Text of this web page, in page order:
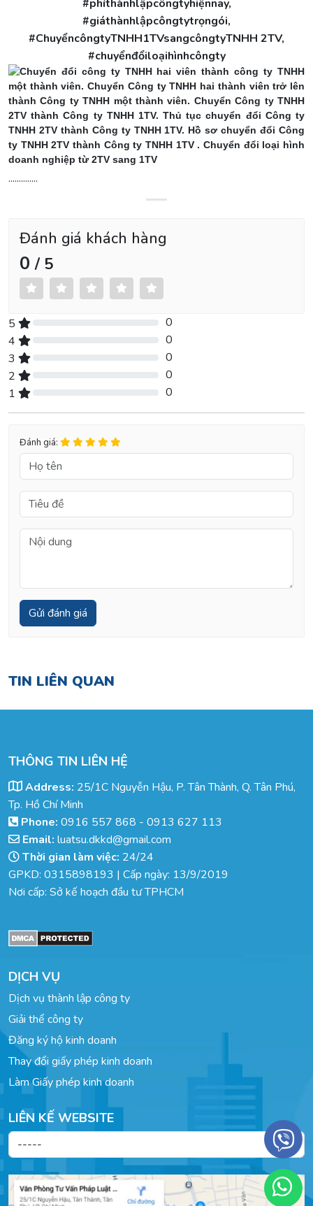
#phíthànhlậpcôngtyhiệnnay,
#giáthànhlậpcôngtytrọngói,
#ChuyểncôngtyTNHH1TVsangcôngtyTNHH 2TV,
#chuyểnđổiloạihìnhcôngty
..............
Đánh giá khách hàng
0 / 5
5
0
4
0
3
0
2
0
1
0
Đánh giá:
TIN LIÊN QUAN
THÔNG TIN LIÊN HỆ
Address: 25/1C Nguyễn Hậu, P. Tân Thành, Q. Tân Phú,
Tp. Hồ Chí Minh
Phone: 0916 557 868 - 0913 627 113
Email: luatsu.dkkd@gmail.com
Thời gian làm việc: 24/24
GPKD: 0315898193 | Cấp ngày: 13/9/2019
Nơi cấp: Sở kế hoạch đầu tư TPHCM
DỊCH VỤ
Dịch vụ thành lập công ty
Giải thể công ty
Đăng ký hộ kinh doanh
Thay đổi giấy phép kinh doanh
Làm Giấy phép kinh doanh
LIÊN KẾ WEBSITE